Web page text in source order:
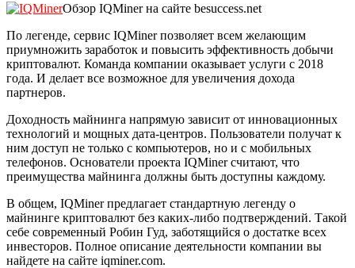
Обзор IQMiner на сайте besuccess.net
По легенде, сервис IQMiner позволяет всем желающим
приумножить заработок и повысить эффективность добычи
криптовалют. Команда компании оказывает услуги с 2018
года. И делает все возможное для увеличения дохода
партнеров.
Доходность майнинга напрямую зависит от инновационных
технологий и мощных дата-центров. Пользователи получат к
ним доступ не только с компьютеров, но и с мобильных
телефонов. Основатели проекта IQMiner считают, что
преимущества майнинга должны быть доступны каждому.
В общем, IQMiner предлагает стандартную легенду о
майнинге криптовалют без каких-либо подтверждений. Такой
себе современный Робин Гуд, заботящийся о достатке всех
инвесторов. Полное описание деятельности компании вы
найдете на сайте iqminer.com.